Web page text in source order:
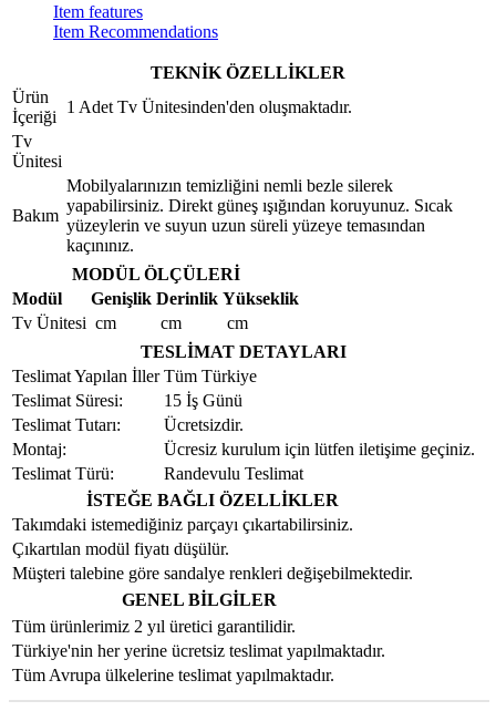
Item features
Item Recommendations
TEKNİK ÖZELLİKLER
Ürün
İçeriği
1 Adet Tv Ünitesinden'den oluşmaktadır.
Tv
Ünitesi
Bakım
Mobilyalarınızın temizliğini nemli bezle silerek
yapabilirsiniz. Direkt güneş ışığından koruyunuz. Sıcak
yüzeylerin ve suyun uzun süreli yüzeye temasından
kaçınınız.
MODÜL ÖLÇÜLERİ
Modül
Genişlik Derinlik Yükseklik
Tv Ünitesi cm cm
cm
TESLİMAT DETAYLARI
Teslimat Yapılan İller Tüm Türkiye
Teslimat Süresi:
15 İş Günü
Teslimat Tutarı:
Ücretsizdir.
Montaj:
Ücresiz kurulum için lütfen iletişime geçiniz.
Teslimat Türü:
Randevulu Teslimat
İSTEĞE BAĞLI ÖZELLİKLER
Takımdaki istemediğiniz parçayı çıkartabilirsiniz.
Çıkartılan modül fiyatı düşülür.
Müşteri talebine göre sandalye renkleri değişebilmektedir.
GENEL BİLGİLER
Tüm ürünlerimiz 2 yıl üretici garantilidir.
Türkiye'nin her yerine ücretsiz teslimat yapılmaktadır.
Tüm Avrupa ülkelerine teslimat yapılmaktadır.